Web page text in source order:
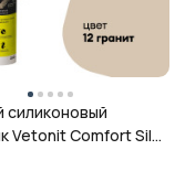
силиконовый
Vetonit Comfort Sil,